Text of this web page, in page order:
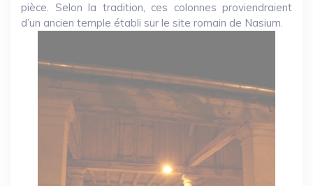
pièce. Selon la tradition, ces colonnes proviendraient
d’un ancien temple établi sur le site romain de Nasium.